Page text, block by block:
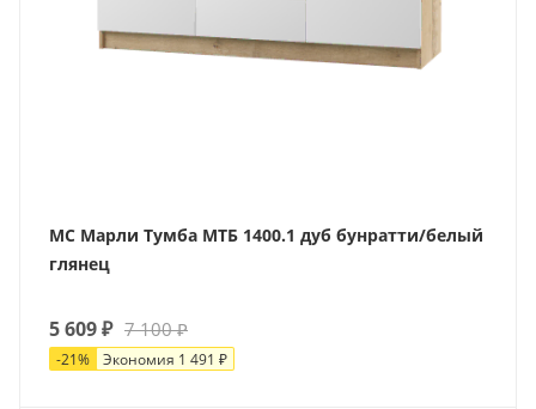
МС Марли Тумба МТБ 1400.1 дуб бунратти/белый
глянец
5 609₽ 7 100₽
-21% Экономия 1 491 ₽